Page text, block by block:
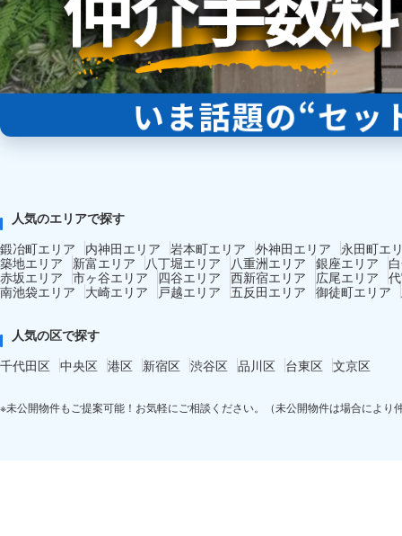
人気のエリアで探す
鍛冶町エリア
内神田エリア 岩本町エリア 外神田エリア
永田町エ
築地エリア
新富エリア 八丁堀エリア 八重洲エリア 銀座エリア
赤坂エリア 市ヶ谷エリア 四谷エリア 西新宿エリア 広尾エリア
南池袋エリア
大崎エリア 戸越エリア 五反田エリア 御徒町エリア
人気の区で探す
千代田区 中央区 港区 新宿区 渋谷区 品川区 台東区 文京区
※未公開物件もご提案可能！お気軽にご相談ください。（未公開物件は場合により